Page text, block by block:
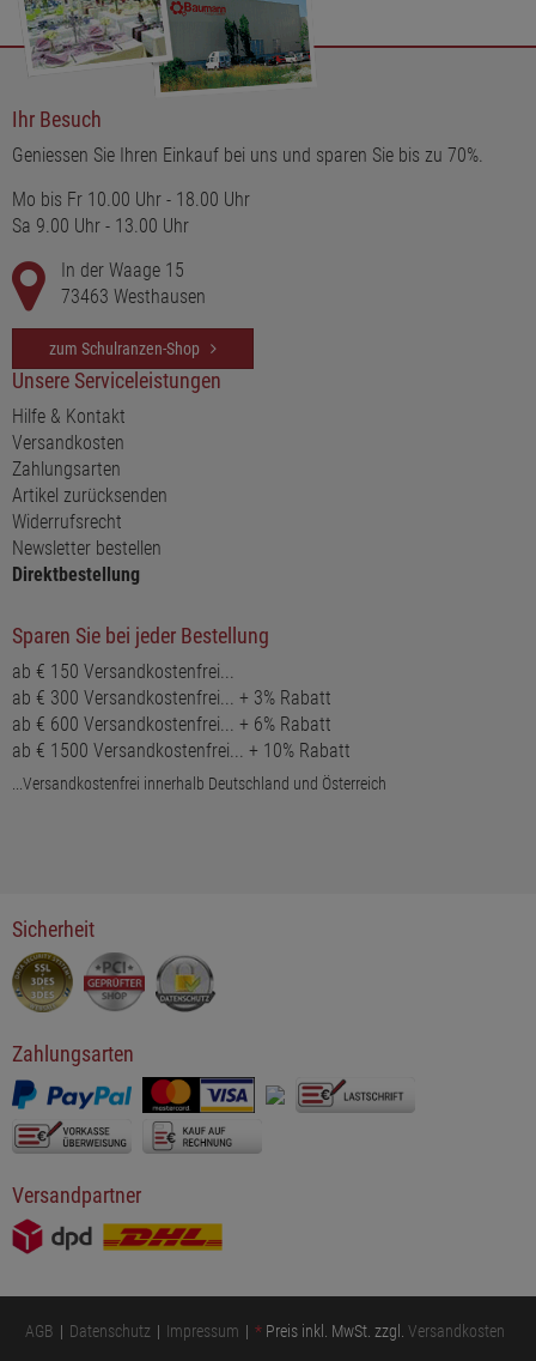
Ihr Besuch
Geniessen Sie Ihren Einkauf bei uns und sparen Sie bis zu 70%.
Mo bis Fr 10.00 Uhr - 18.00 Uhr
Sa 9.00 Uhr - 13.00 Uhr
In der Waage 15
73463 Westhausen
zum Schulranzen-Shop
Unsere Serviceleistungen
Hilfe & Kontakt
Versandkosten
Zahlungsarten
Artikel zurücksenden
Widerrufsrecht
Newsletter bestellen
Direktbestellung
Sparen Sie bei jeder Bestellung
ab € 150 Versandkostenfrei...
ab € 300 Versandkostenfrei... + 3% Rabatt
ab € 600 Versandkostenfrei... + 6% Rabatt
ab € 1500 Versandkostenfrei... + 10% Rabatt
...Versandkostenfrei innerhalb Deutschland und Österreich
Sicherheit
Zahlungsarten
Versandpartner
AGB Datenschutz Impressum * Preis inkl. MwSt. zzgl. Versandkosten